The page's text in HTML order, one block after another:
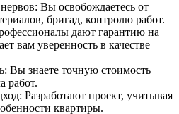
Вы освобождаетесь от
бригад, контролю работ.
дают гарантию на
вам уверенность в качестве
Вы знаете точную стоимость
работ.
Разработают проект, учитывая
квартиры.